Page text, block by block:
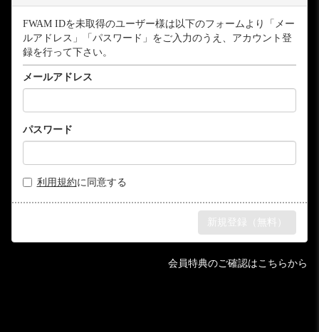
FWAM IDを未取得のユーザー様は以下のフォームより「メー
ルアドレス」「パスワード」をご入力のうえ、アカウント登
録を行って下さい。
メールアドレス
パスワード
利用規約に同意する
会員特典のご確認はこちらから